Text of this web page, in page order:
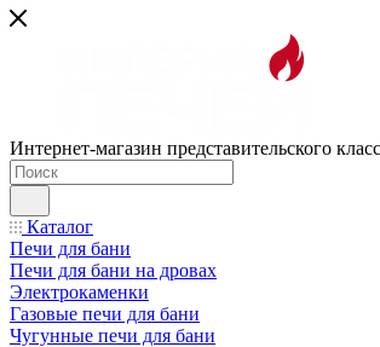
Интернет-магазин представительского
Каталог
Печи для бани
Печи для бани на дровах
Электрокаменки
Газовые печи для бани
Чугунные печи для бани